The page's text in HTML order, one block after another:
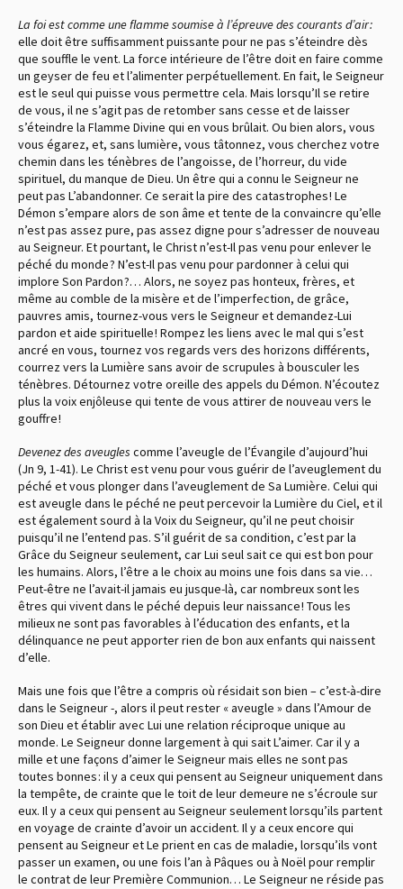
La foi est comme une flamme soumise à l’épreuve des courants d’air :
elle doit être suffisamment puissante pour ne pas s’éteindre dès
que souffle le vent. La force intérieure de l’être doit en faire comme
un geyser de feu et l’alimenter perpétuellement. En fait, le Seigneur
est le seul qui puisse vous permettre cela. Mais lorsqu’Il se retire
de vous, il ne s’agit pas de retomber sans cesse et de laisser
s’éteindre la Flamme Divine qui en vous brûlait. Ou bien alors, vous
vous égarez, et, sans lumière, vous tâtonnez, vous cherchez votre
chemin dans les ténèbres de l’angoisse, de l’horreur, du vide
spirituel, du manque de Dieu. Un être qui a connu le Seigneur ne
peut pas L’abandonner. Ce serait la pire des catastrophes ! Le
Démon s’empare alors de son âme et tente de la convaincre qu’elle
n’est pas assez pure, pas assez digne pour s’adresser de nouveau
au Seigneur. Et pourtant, le Christ n’est-Il pas venu pour enlever le
péché du monde ? N’est-Il pas venu pour pardonner à celui qui
implore Son Pardon ?… Alors, ne soyez pas honteux, frères, et
même au comble de la misère et de l’imperfection, de grâce,
pauvres amis, tournez-vous vers le Seigneur et demandez-Lui
pardon et aide spirituelle ! Rompez les liens avec le mal qui s’est
ancré en vous, tournez vos regards vers des horizons différents,
courrez vers la Lumière sans avoir de scrupules à bousculer les
ténèbres. Détournez votre oreille des appels du Démon. N’écoutez
plus la voix enjôleuse qui tente de vous attirer de nouveau vers le
gouffre !
Devenez des aveugles comme l’aveugle de l’Évangile d’aujourd’hui
(Jn 9, 1-41). Le Christ est venu pour vous guérir de l’aveuglement du
péché et vous plonger dans l’aveuglement de Sa Lumière. Celui qui
est aveugle dans le péché ne peut percevoir la Lumière du Ciel, et il
est également sourd à la Voix du Seigneur, qu’il ne peut choisir
puisqu’il ne l’entend pas. S’il guérit de sa condition, c’est par la
Grâce du Seigneur seulement, car Lui seul sait ce qui est bon pour
les humains. Alors, l’être a le choix au moins une fois dans sa vie…
Peut-être ne l’avait-il jamais eu jusque-là, car nombreux sont les
êtres qui vivent dans le péché depuis leur naissance ! Tous les
milieux ne sont pas favorables à l’éducation des enfants, et la
délinquance ne peut apporter rien de bon aux enfants qui naissent
d’elle.
Mais une fois que l’être a compris où résidait son bien – c’est-à-dire
dans le Seigneur -, alors il peut rester « aveugle » dans l’Amour de
son Dieu et établir avec Lui une relation réciproque unique au
monde. Le Seigneur donne largement à qui sait L’aimer. Car il y a
mille et une façons d’aimer le Seigneur mais elles ne sont pas
toutes bonnes : il y a ceux qui pensent au Seigneur uniquement dans
la tempête, de crainte que le toit de leur demeure ne s’écroule sur
eux. Il y a ceux qui pensent au Seigneur seulement lorsqu’ils partent
en voyage de crainte d’avoir un accident. Il y a ceux encore qui
pensent au Seigneur et Le prient en cas de maladie, lorsqu’ils vont
passer un examen, ou une fois l’an à Pâques ou à Noël pour remplir
le contrat de leur Première Communion… Le Seigneur ne réside pas